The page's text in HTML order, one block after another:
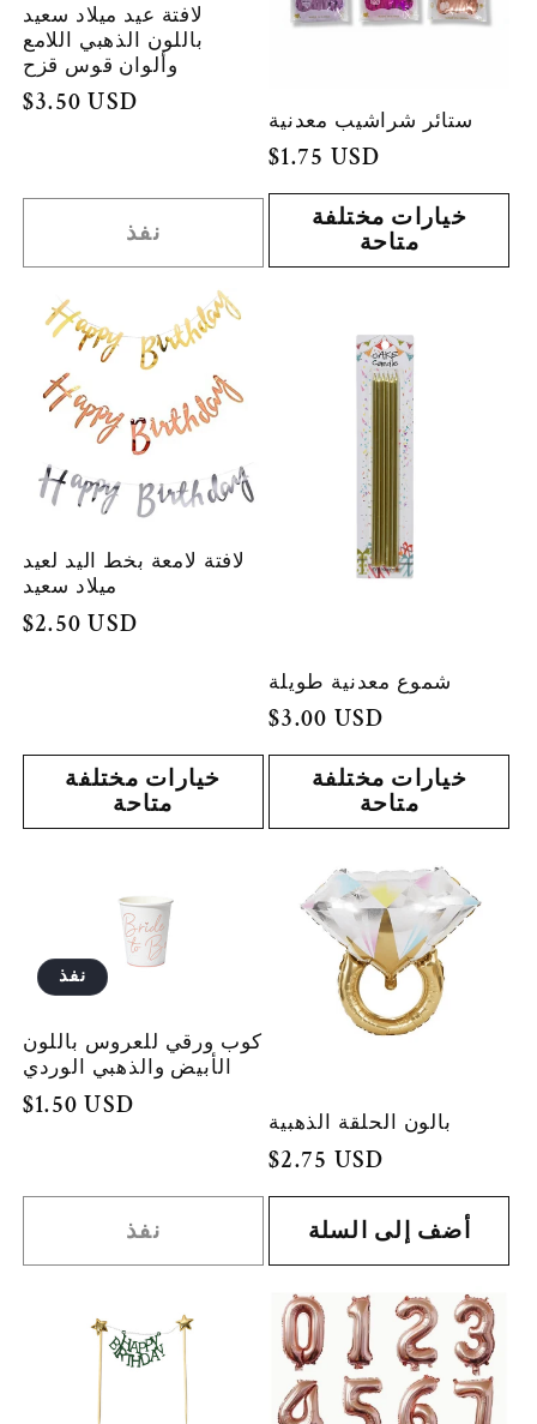
لافتة عيد ميلاد سعيد
باللون الذهبي اللامع
وألوان قوس قزح
السعر
$3.50 USD
نفذ
ستائر شراشيب معدنية
السعر
العادي
$1.75 USD
خيارات مختلفة
متاحة
لافتة لامعة بخط اليد لعيد
ميلاد سعيد
السعر
$2.50 USD
خيارات مختلفة
متاحة
شموع معدنية طويلة
السعر
العادي
$3.00 USD
خيارات مختلفة
متاحة
نفذ
كوب ورقي للعروس باللون
الأبيض والذهبي الوردي
السعر
$1.50 USD
نفذ
بالون الحلقة الذهبية
السعر
العادي
$2.75 USD
أضف إلى السلة